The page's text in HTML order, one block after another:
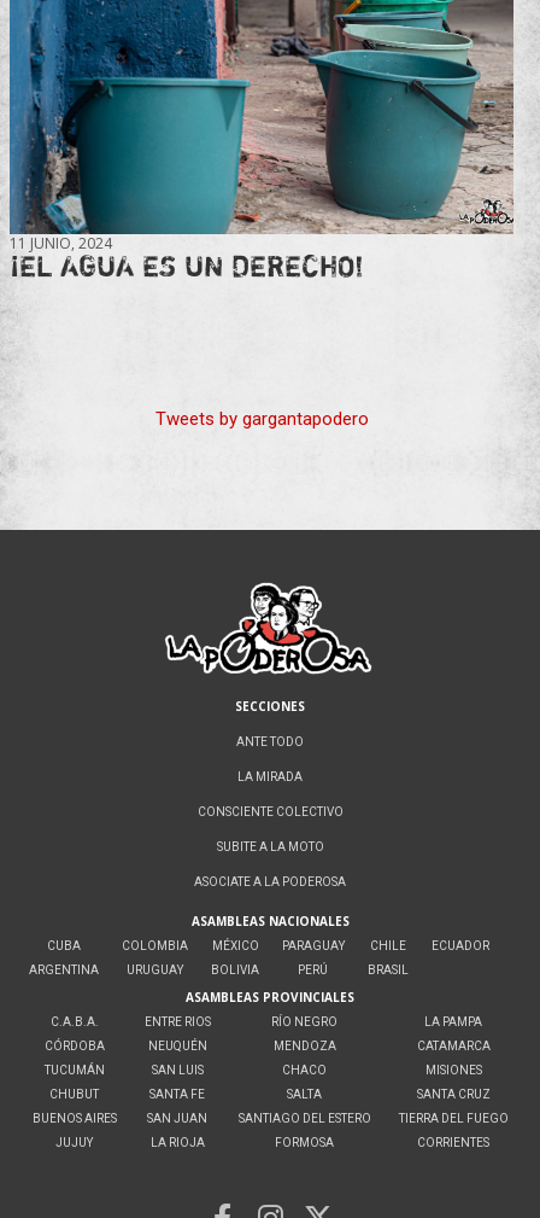
11 JUNIO, 2024
¡EL AGUA ES UN DERECHO!
Tweets by gargantapodero
SECCIONES
ANTE TODO
LA MIRADA
CONSCIENTE COLECTIVO
SUBITE A LA MOTO
ASOCIATE A LA PODEROSA
ASAMBLEAS NACIONALES
CUBA
ARGENTINA
COLOMBIA
URUGUAY
MÉXICO
BOLIVIA
PARAGUAY
PERÚ
CHILE
BRASIL
ECUADOR
ASAMBLEAS PROVINCIALES
C.A.B.A.
CÓRDOBA
TUCUMÁN
CHUBUT
BUENOS AIRES
JUJUY
ENTRE RIOS
NEUQUÉN
SAN LUIS
SANTA FE
SAN JUAN
LA RIOJA
RÍO NEGRO
MENDOZA
CHACO
SALTA
SANTIAGO DEL ESTERO
FORMOSA
LA PAMPA
CATAMARCA
MISIONES
SANTA CRUZ
TIERRA DEL FUEGO
CORRIENTES